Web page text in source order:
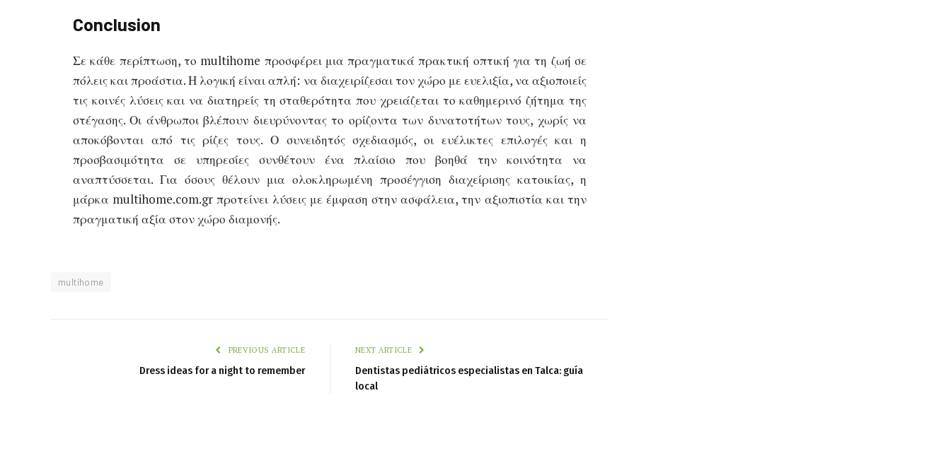
Conclusion
Σε κάθε περίπτωση, το multihome προσφέρει μια πραγματικά πρακτική οπτική για τη ζωή σε
πόλεις και προάστια. Η λογική είναι απλή: να διαχειρίζεσαι τον χώρο με ευελιξία, να αξιοποιείς
τις κοινές λύσεις και να διατηρείς τη σταθερότητα που χρειάζεται το καθημερινό ζήτημα της
στέγασης. Οι άνθρωποι βλέπουν διευρύνοντας το ορίζοντα των δυνατοτήτων τους, χωρίς να
αποκόβονται από τις ρίζες τους. Ο συνειδητός σχεδιασμός, οι ευέλικτες επιλογές και η
προσβασιμότητα σε υπηρεσίες συνθέτουν ένα πλαίσιο που βοηθά την κοινότητα να
αναπτύσσεται. Για όσους θέλουν μια ολοκληρωμένη προσέγγιση διαχείρισης κατοικίας, η
μάρκα multihome.com.gr προτείνει λύσεις με έμφαση στην ασφάλεια, την αξιοπιστία και την
πραγματική αξία στον χώρο διαμονής.
multihome
PREVIOUS ARTICLE
Dress ideas for a night to remember
NEXT ARTICLE
Dentistas pediátricos especialistas en Talca: guía
local